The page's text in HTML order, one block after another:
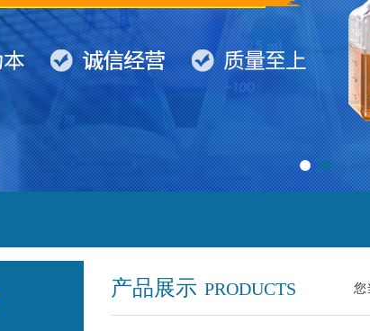
产品展示 PRODUCTS 您